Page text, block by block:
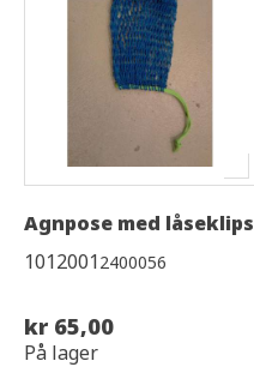
Agnpose med låseklips
10120012400056
kr 65,00
På lager